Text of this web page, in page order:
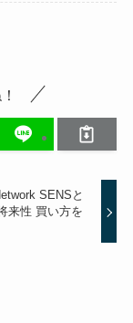
SENSと
来性 買い方を